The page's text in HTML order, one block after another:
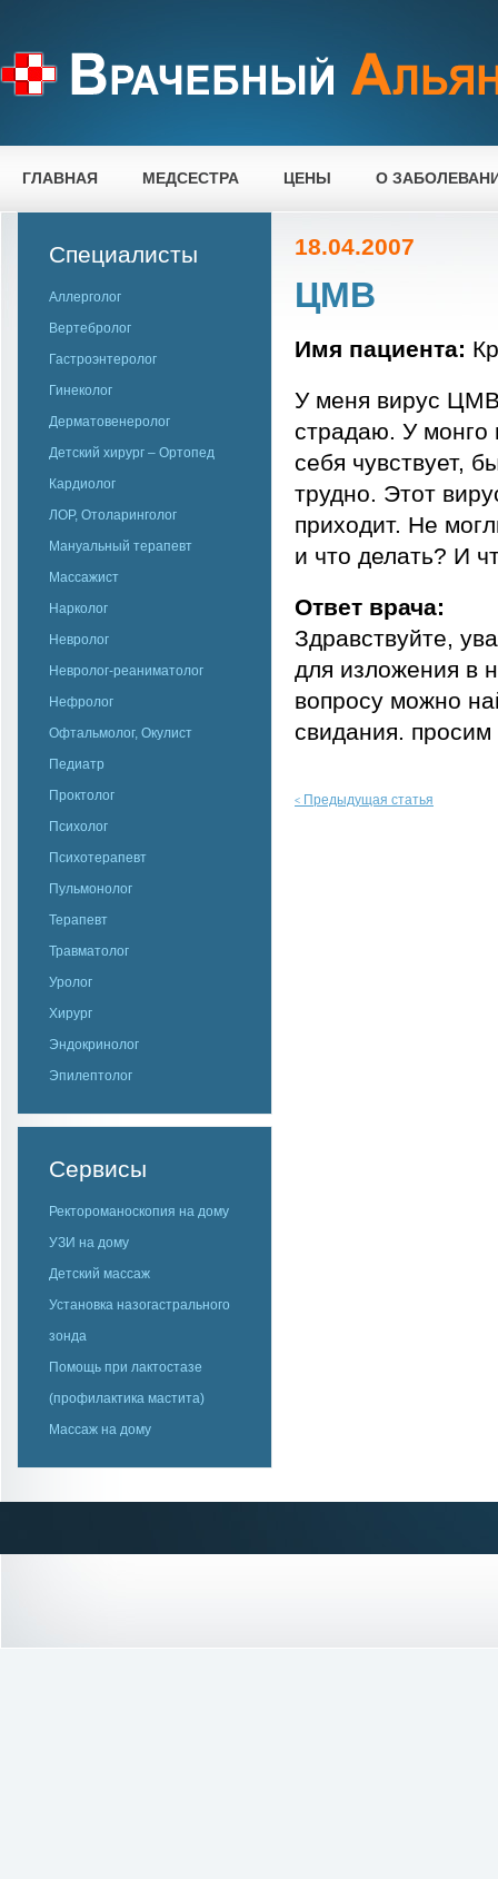
ГЛАВНАЯ МЕДСЕСТРА ЦЕНЫ О
Специалисты
Аллерголог
Вертебролог
Гастроэнтеролог
Гинеколог
Дерматовенеролог
Детский хирург – Ортопед
Кардиолог
ЛОР, Отоларинголог
Мануальный терапевт
Массажист
Нарколог
Невролог
Невролог-реаниматолог
Нефролог
Офтальмолог, Окулист
Педиатр
Проктолог
Психолог
Психотерапевт
Пульмонолог
Терапевт
Травматолог
Уролог
Хирург
Эндокринолог
Эпилептолог
Сервисы
Ректороманоскопия на дому
УЗИ на дому
Детский массаж
Установка назогастрального
зонда
Помощь при лактостазе
(профилактика мастита)
Массаж на дому
18.04.2007
ЦМВ
Имя пациента:
У меня вирус
страдаю. У
себя чувствует,
трудно. Этот
приходит. Не
и что делать? И
Ответ врача:
Здравствуйте,
для изложения
вопросу можно
свидания.
< Предыдущая статья